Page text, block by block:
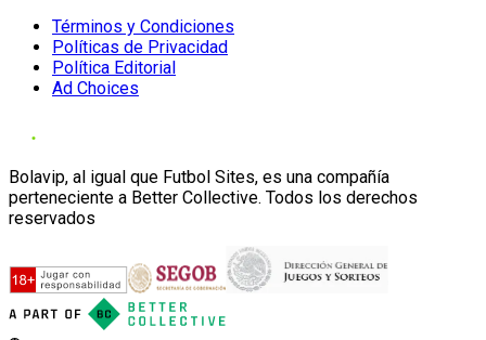
Términos y Condiciones
Políticas de Privacidad
Política Editorial
Ad Choices
Bolavip, al igual que Futbol Sites, es una compañía
perteneciente a Better Collective. Todos los derechos
reservados